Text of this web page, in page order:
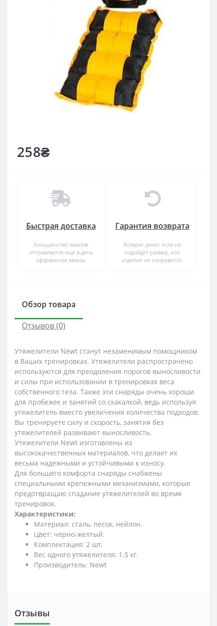
258₴
Быстрая доставка
Большинство заказов
отправляется еще в день
оформления заказа.
Гарантия возврата
Возврат денег, если не
подойдет размер, или
изделие не понравится.
Обзор товара
Отзывов (0)
Утяжелители Newt станут незаменимым помощником
в Ваших тренировках. Утяжелители распространено
используются для преодоления порогов выносливости
и силы при использовании в тренировках веса
собственного тела. Также эти снаряды очень хороши
для пробежек и занятий со скакалкой, ведь используя
утяжелитель вместо увеличения количества подходов,
Вы тренируете силу и скорость, занятия без
утяжелителей развивают выносливость.
Утяжелители Newt изготовлены из
высококачественных материалов, что делает их
весьма надежными и устойчивыми к износу.
Для большего комфорта снаряды снабжены
специальными крепежными механизмами, которые
предотвращаю спадание утяжелителей во время
тренировок.
Характеристики:
Материал: сталь, песок, нейлон.
Цвет: черно-желтый.
Комплектация: 2 шт.
Вес одного утяжелителя: 1.5 кг.
Производитель: Newt
Отзывы